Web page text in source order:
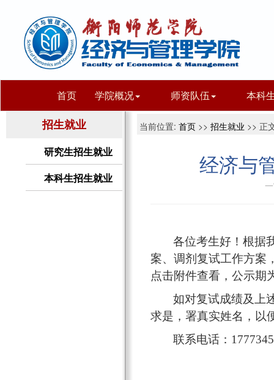
首页 学院概况 师资队伍 本科
招生就业
研究生招生就业
本科生招生就业
当前位置: 首页 >> 招生就业 >> 正
经济与
各位考生好！根据
案、调剂复试工作方案
点击附件查看，公示期
如对复试成绩及上
求是，署真实姓名，以
联系电话：